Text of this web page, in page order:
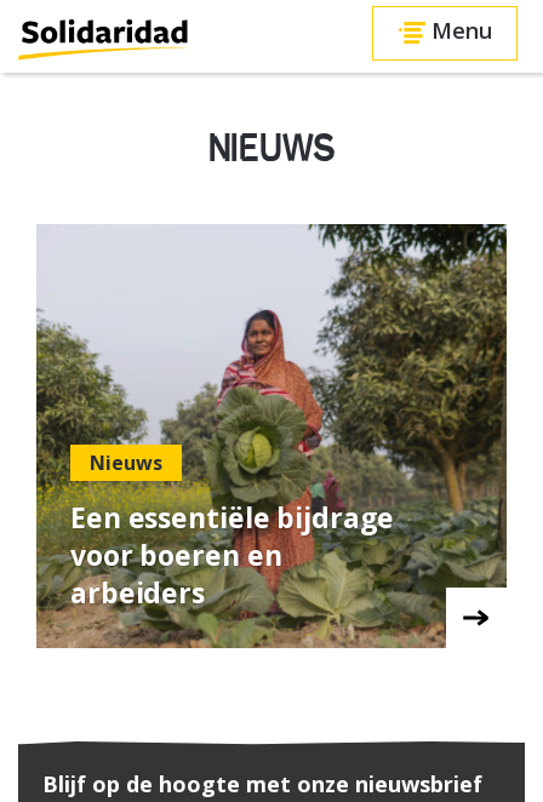
Menu
NIEUWS
Nieuws
Een essentiële bijdrage
voor boeren en
arbeiders
Blijf op de hoogte met onze nieuwsbrief